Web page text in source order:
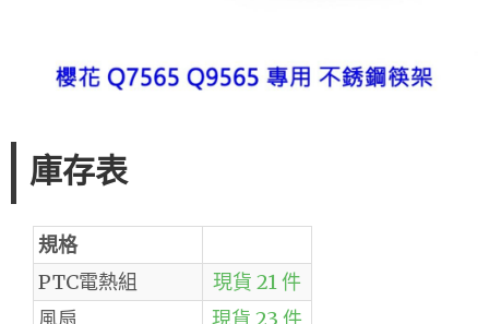
庫存表
規格
PTC電熱組
現貨 21 件